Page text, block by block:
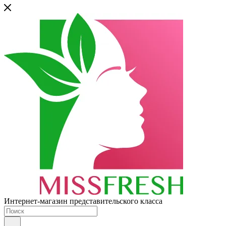
Интернет-магазин представительского класса